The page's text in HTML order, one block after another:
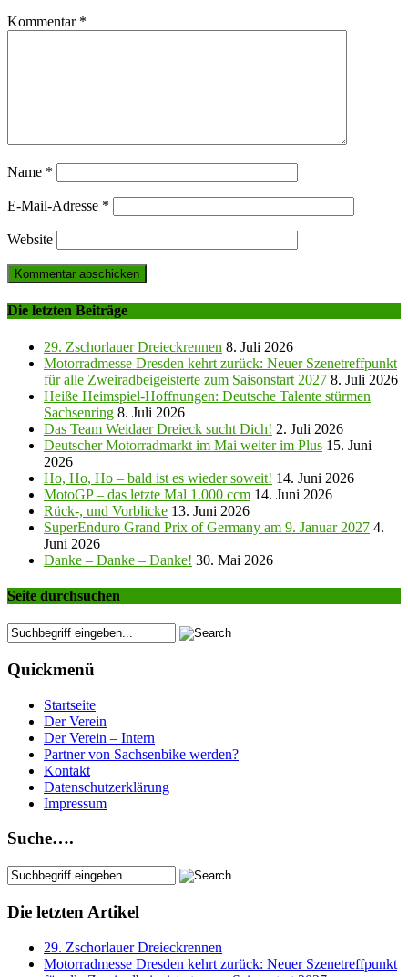
Kommentar *
Name *
E-Mail-Adresse *
Website
Die letzten Beiträge
29. Zschorlauer Dreieckrennen 8. Juli 2026
Motorradmesse Dresden kehrt zurück: Neuer Szenetreffpunkt
für alle Zweiradbeigeisterte zum Saisonstart 2027 8. Juli 2026
Heiße Heimspiel-Hoffnungen: Deutsche Talente stürmen
Sachsenring 8. Juli 2026
Das Team Weidaer Dreieck sucht Dich! 2. Juli 2026
Deutscher Motorradmarkt im Mai weiter im Plus 15. Juni
2026
Ho, Ho, Ho – bald ist es wieder soweit! 14. Juni 2026
MotoGP – das letzte Mal 1.000 ccm 14. Juni 2026
Rück-, und Vorblicke 13. Juni 2026
SuperEnduro Grand Prix of Germany am 9. Januar 2027 4.
Juni 2026
Danke – Danke – Danke! 30. Mai 2026
Seite durchsuchen
Quickmenü
Startseite
Der Verein
Der Verein – Intern
Partner von Sachsenbike werden?
Kontakt
Datenschutzerklärung
Impressum
Suche….
Die letzten Artikel
29. Zschorlauer Dreieckrennen
Motorradmesse Dresden kehrt zurück: Neuer Szenetreffpunkt